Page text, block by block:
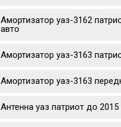
Амортизатор уаз-3162
авто
Амортизатор уаз-3163
Амортизатор уаз-3163
Антенна уаз патриот до